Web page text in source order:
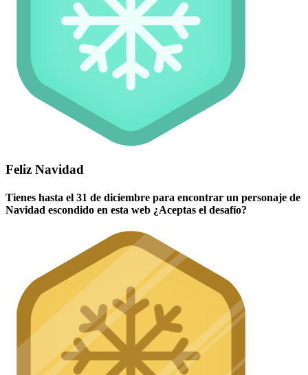
Feliz Navidad
Tienes hasta el 31 de diciembre para encontrar un personaje de
Navidad escondido en esta web ¿Aceptas el desafío?